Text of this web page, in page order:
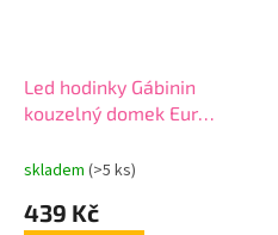
Led hodinky Gábinin
kouzelný domek Eur
skladem (>5 ks)
439 Kč